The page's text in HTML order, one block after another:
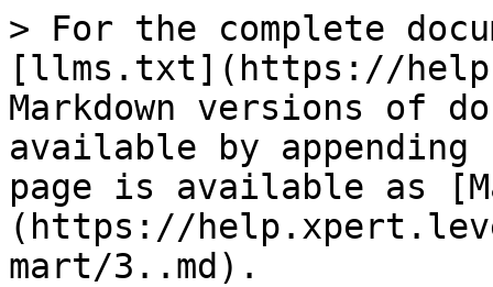
> For the complete
[llms.txt](https://
Markdown versions of
available by
page is available as
(https://
mart/3..md).